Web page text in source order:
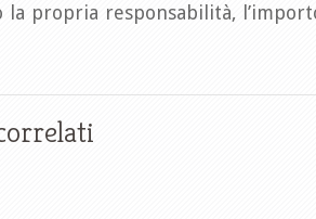
la propria responsabilità,